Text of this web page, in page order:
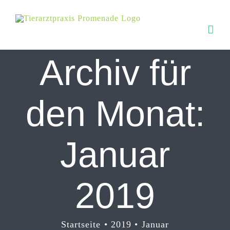
Inhalt
Archiv für
den Monat:
Januar
2019
Startseite 2019 Januar